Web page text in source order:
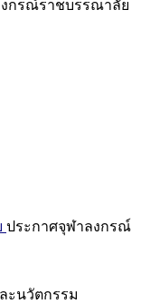
กรณ์ราชบรรณาลัย
ประกาศจุฬาลงกรณ์
ะนวัตกรรม